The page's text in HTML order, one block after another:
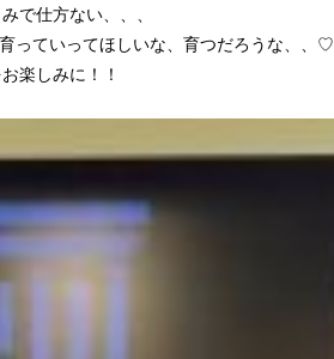
で仕方ない、、、
っていってほしいな、育つだろうな、、♡
楽しみに！！